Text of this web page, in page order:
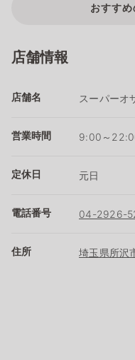
おすす
店舗情報
店舗名 スーパーオ
営業時間 9:00～
定休日 元日
電話番号 04-2926-
住所 埼玉県所沢